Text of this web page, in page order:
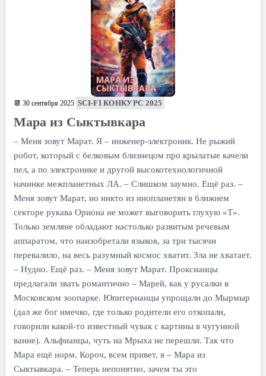
📆 30 сентября 2025 SCI-FI КОНКУРС 2025
Мара из Сыктывкара
– Меня зовут Марат. Я – инженер-электроник. Не рыжий
робот, который с белковым близнецом про крылатые качели
пел, а по электронике и другой высокотехнологичной
начинке межпланетных ЛА. – Слишком заумно. Ещё раз. –
Меня зовут Марат, но никто из инопланетян в ближнем
секторе рукава Ориона не может выговорить глухую «Т».
Только земляне обладают настолько развитым речевым
аппаратом, что наизобретали языков, за три тысячи
перевалило, на весь разумный космос хватит. Зла не хватает.
– Нудно. Ещё раз. – Меня зовут Марат. Проксианцы
предлагали звать романтично – Марей, как у русалки в
Московском зоопарке. Юпитерианцы упрощали до Мырмыр
(дал же бог имечко, где только родители его откопали,
говорили какой-то известный чувак с картины в чугунной
ванне). Альфианцы, чуть на Мрыха не перешли. Так что
Мара ещё норм. Короч, всем привет, я – Мара из
Сыктывкара. – Теперь непонятно, зачем ты это